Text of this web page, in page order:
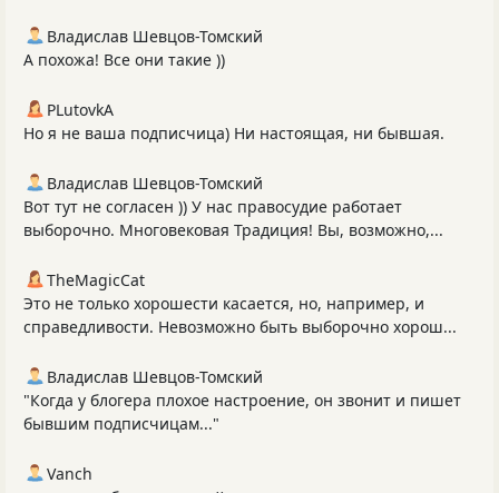
Владислав Шевцов-Томский
А похожа! Все они такие ))
PLutоvkА
Но я не ваша подписчица) Ни настоящая, ни бывшая.
Владислав Шевцов-Томский
Вот тут не согласен )) У нас правосудие работает
выборочно. Многовековая Традиция! Вы, возможно,...
TheMagicCat
Это не только хорошести касается, но, например, и
справедливости. Невозможно быть выборочно хорош...
Владислав Шевцов-Томский
"Когда у блогера плохое настроение, он звонит и пишет
бывшим подписчицам..."
Vanch